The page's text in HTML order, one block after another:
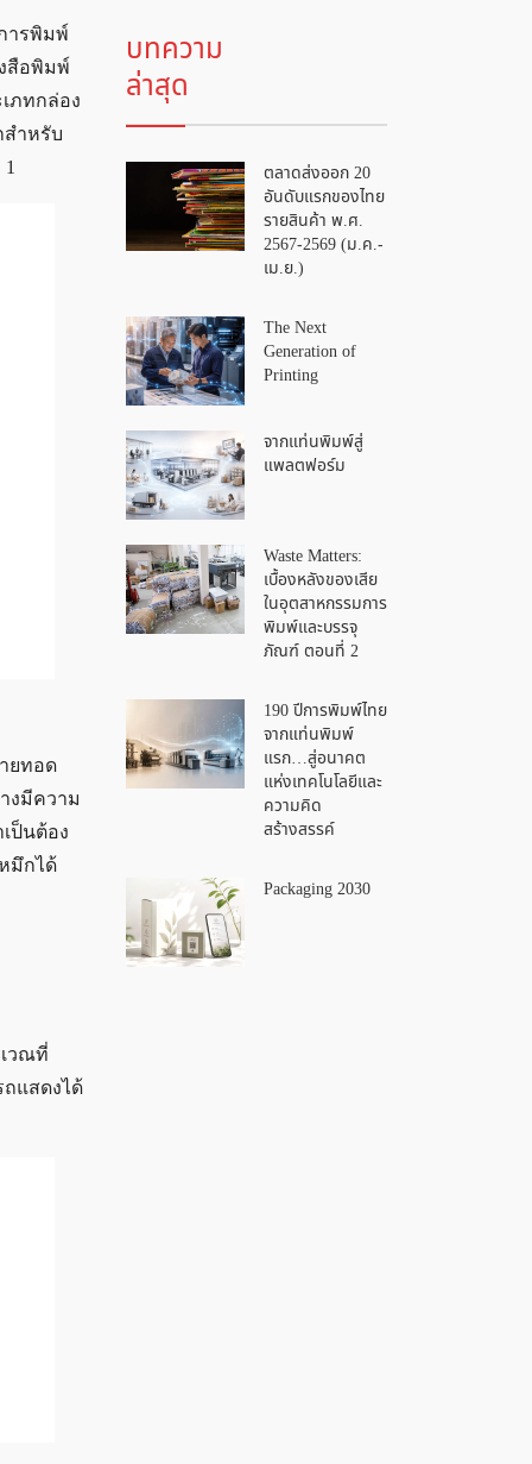
ารพิมพ์
สือพิมพ์
ภทกล่อง
สำหรับ
ยทอด
งมีความ
ป็นต้อง
มึกได้
วณที่
ถแสดงได้
บทความ
ล่าสุด
ตลาดส่งออก 20
อันดับแรกของไทย
รายสินค้า พ.ศ.
2567-2569 (ม.ค.-
เม.ย.)
The Next
Generation of
Printing
จากแท่นพิมพ์สู่
แพลตฟอร์ม
Waste Matters:
เบื้องหลังของเสีย
ในอุตสาหกรรมการ
พิมพ์และบรรจุ
ภัณฑ์ ตอนที่ 2
190 ปีการพิมพ์ไทย
จากแท่นพิมพ์
แรก…สู่อนาคต
แห่งเทคโนโลยีและ
ความคิด
สร้างสรรค์
Packaging 2030